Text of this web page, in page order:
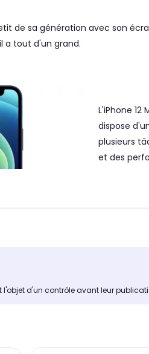
de sa génération avec son
a tout d'un grand.
L'iPhone
dispose
plusieurs
et des
Du côté
d'un contrôle avant leur